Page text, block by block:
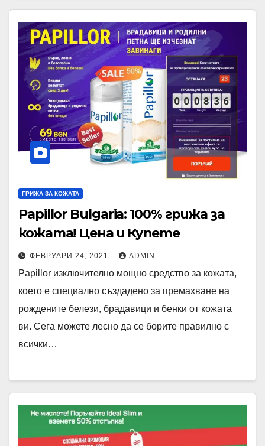
ГРИЖА ЗА КОЖАТА
Papillor Bulgaria: 100% грижа за
кожата! Цена и Купете
ФЕВРУАРИ 24, 2021 ADMIN
Papillor изключително мощно средство за кожата,
което е специално създадено за премахване на
рождените белези, брадавици и бенки от кожата
ви. Сега можете лесно да се борите правилно с
всички…